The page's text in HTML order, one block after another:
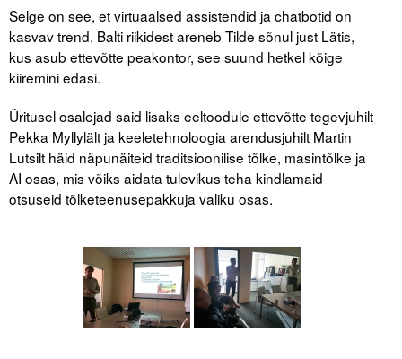
Kontakt
Liitu meililistiga
Oskusteave
Incoterms® 2020
Abimaterjalid
Projektid
Selge on see, et virtuaalsed assistendid ja chatbotid on
kasvav trend. Balti riikidest areneb Tilde sõnul just Lätis,
kus asub ettevõtte peakontor, see suund hetkel kõige
kiiremini edasi.
Üritusel osalejad said lisaks eeltoodule ettevõtte tegevjuhilt
Pekka Myllylält ja keeletehnoloogia arendusjuhilt Martin
Lutsilt häid näpunäiteid traditsioonilise tõlke, masintõlke ja
AI osas, mis võiks aidata tulevikus teha kindlamaid
otsuseid tõlketeenusepakkuja valiku osas.